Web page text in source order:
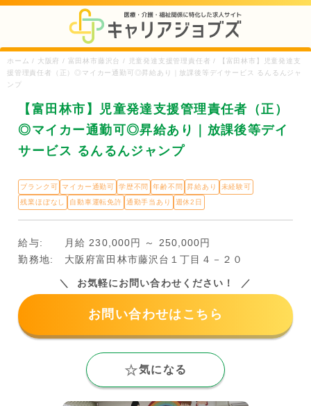
ホーム / 大阪府 / 富田林市藤沢台 / 児童発達支援管理責任者 / 【富田林市】児童発達支
援管理責任者（正）◎マイカー通勤可◎昇給あり｜放課後等デイサービス るんるんジャ
ンプ
【富田林市】児童発達支援管理責任者（正）
◎マイカー通勤可◎昇給あり｜放課後等デイ
サービス るんるんジャンプ
ブランク可 マイカー通勤可 学歴不問 年齢不問 昇給あり
未経験可
残業ほぼなし
自動車運転免許 通勤手当あり 週休2日
給与:
月給 230,000円 ～ 250,000円
勤務地:
大阪府富田林市藤沢台１丁目４－２０
お気軽にお問い合わせください！
お問い合わせはこちら
気になる